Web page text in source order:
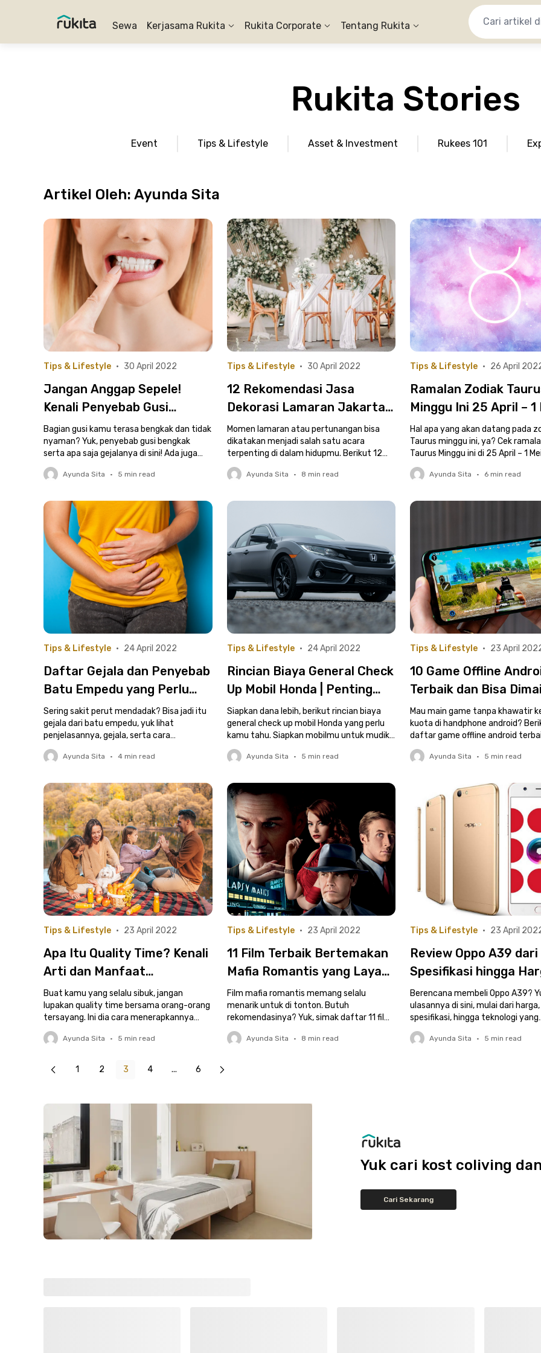
Sewa Kerjasama Rukita Rukita Corporate Tentang Rukita
Rukita Stories
Event Tips & Lifestyle Asset & Investment Rukees 101
Artikel Oleh: Ayunda Sita
Tips & Lifestyle • 30 April 2022
Jangan Anggap Sepele!
Kenali Penyebab Gusi
Bengkak, Gejala, dan Cara
Mengobatinya
Bagian gusi kamu terasa bengkak dan tidak
nyaman? Yuk, penyebab gusi bengkak
serta apa saja gejalanya di sini! Ada juga
tips cara mengobatinya.
Ayunda Sita • 5 min read
Tips & Lifestyle • 30 April 2022
12 Rekomendasi Jasa
Dekorasi Lamaran Jakarta
dan Sekitarnya
Momen lamaran atau pertunangan bisa
dikatakan menjadi salah satu acara
terpenting di dalam hidupmu. Berikut 12
jasa dekorasi lamaran di Jakarta.
Ayunda Sita • 8 min read
Tips & Lifestyle • 26 April
Ramalan Zodiak
Minggu Ini 25 April – 1
2022
Hal apa yang akan datang pada
Taurus minggu ini, ya? Cek
Taurus Minggu ini di 25 April – 1
Ayunda Sita • 6 min read
Tips & Lifestyle • 24 April 2022
Daftar Gejala dan Penyebab
Batu Empedu yang Perlu
Kamu Waspadai
Sering sakit perut mendadak? Bisa jadi itu
gejala dari batu empedu, yuk lihat
penjelasannya, gejala, serta cara
pencegahannya di sini!
Ayunda Sita • 4 min read
Tips & Lifestyle • 24 April 2022
Rincian Biaya General Check
Up Mobil Honda | Penting
Kamu Ketahui sebelum
Mudik!
Siapkan dana lebih, berikut rincian biaya
general check up mobil Honda yang perlu
kamu tahu. Siapkan mobilmu untuk mudik,
yuk.
Ayunda Sita • 5 min read
Tips & Lifestyle • 23 April
10 Game Offline
Terbaik dan Bisa
Tanpa Kuota
Mau main game tanpa khawatir
kuota di handphone android?
daftar game offline android
daftarnya di sini, ya!
Ayunda Sita • 5 min read
Tips & Lifestyle • 23 April 2022
Apa Itu Quality Time? Kenali
Arti dan Manfaat
Menerapkannya dalam
Keseharian
Buat kamu yang selalu sibuk, jangan
lupakan quality time bersama orang-orang
tersayang. Ini dia cara menerapkannya
dalam keseharian
Ayunda Sita • 5 min read
Tips & Lifestyle • 23 April 2022
11 Film Terbaik Bertemakan
Mafia Romantis yang Layak
untuk Kamu Tonton
Film mafia romantis memang selalu
menarik untuk di tonton. Butuh
rekomendasinya? Yuk, simak daftar 11 film
mafia romantis di sini!
Ayunda Sita • 8 min read
Tips & Lifestyle • 23 April
Review Oppo A39 dari
Spesifikasi hingga
| Smartphone Murah
Kamera Bagus
Berencana membeli Oppo A39?
ulasannya di sini, mulai dari harga,
spesifikasi, hingga teknologi yang
ditawarkan!
Ayunda Sita • 5 min read
1 2 3 4 ... 6
Yuk cari kost coliving
Cari Sekarang